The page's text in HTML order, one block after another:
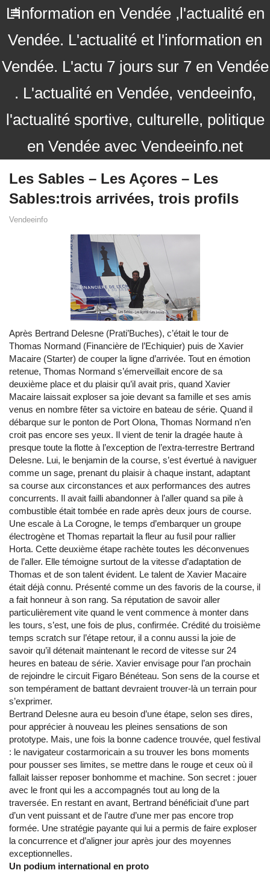
L'information en Vendée ,l'actualité en
Vendée. L'actualité et l'information en
Vendée. L'actu 7 jours sur 7 en Vendée
. L'actualité en Vendée, vendeeinfo,
l'actualité sportive, culturelle, politique
en Vendée avec Vendeeinfo.net
Les Sables – Les Açores – Les
Sables:trois arrivées, trois profils
Vendeeinfo
Après Bertrand Delesne (Prati’Buches), c’était le tour de
Thomas Normand (Financière de l’Echiquier) puis de Xavier
Macaire (Starter) de couper la ligne d’arrivée. Tout en émotion
retenue, Thomas Normand s’émerveillait encore de sa
deuxième place et du plaisir qu’il avait pris, quand Xavier
Macaire laissait exploser sa joie devant sa famille et ses amis
venus en nombre fêter sa victoire en bateau de série. Quand il
débarque sur le ponton de Port Olona, Thomas Normand n’en
croit pas encore ses yeux. Il vient de tenir la dragée haute à
presque toute la flotte à l’exception de l’extra-terrestre Bertrand
Delesne. Lui, le benjamin de la course, s’est évertué à naviguer
comme un sage, prenant du plaisir à chaque instant, adaptant
sa course aux circonstances et aux performances des autres
concurrents. Il avait failli abandonner à l’aller quand sa pile à
combustible était tombée en rade après deux jours de course.
Une escale à La Corogne, le temps d’embarquer un groupe
électrogène et Thomas repartait la fleur au fusil pour rallier
Horta. Cette deuxième étape rachète toutes les déconvenues
de l’aller. Elle témoigne surtout de la vitesse d’adaptation de
Thomas et de son talent évident. Le talent de Xavier Macaire
était déjà connu. Présenté comme un des favoris de la course, il
a fait honneur à son rang. Sa réputation de savoir aller
particulièrement vite quand le vent commence à monter dans
les tours, s’est, une fois de plus, confirmée. Crédité du troisième
temps scratch sur l’étape retour, il a connu aussi la joie de
savoir qu’il détenait maintenant le record de vitesse sur 24
heures en bateau de série. Xavier envisage pour l’an prochain
de rejoindre le circuit Figaro Bénéteau. Son sens de la course et
son tempérament de battant devraient trouver-là un terrain pour
s’exprimer.
Bertrand Delesne aura eu besoin d’une étape, selon ses dires,
pour apprécier à nouveau les pleines sensations de son
prototype. Mais, une fois la bonne cadence trouvée, quel festival
: le navigateur costarmoricain a su trouver les bons moments
pour pousser ses limites, se mettre dans le rouge et ceux où il
fallait laisser reposer bonhomme et machine. Son secret : jouer
avec le front qui les a accompagnés tout au long de la
traversée. En restant en avant, Bertrand bénéficiait d’une part
d’un vent puissant et de l’autre d’une mer pas encore trop
formée. Une stratégie payante qui lui a permis de faire exploser
la concurrence et d’aligner jour après jour des moyennes
exceptionnelles.
Un podium international en proto